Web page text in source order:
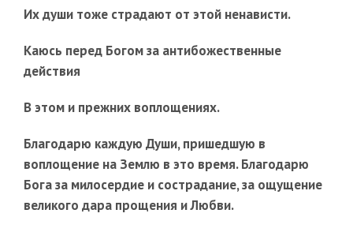
Их души тоже страдают от этой ненависти.
Каюсь перед Богом за антибожественные
действия
В этом и прежних воплощениях.
Благодарю каждую Души, пришедшую в
воплощение на Землю в это время. Благодарю
Бога за милосердие и сострадание, за ощущение
великого дара прощения и Любви.